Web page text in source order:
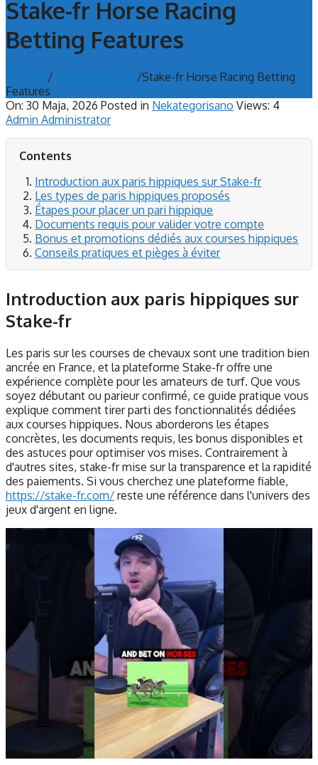
Stake-fr Horse Racing
Betting Features
/ /Stake-fr Horse Racing Betting
Features
On: 30 Maja, 2026 Posted in Nekategorisano Views: 4
Admin Administrator
Contents
Introduction aux paris hippiques sur Stake-fr
Les types de paris hippiques proposés
Étapes pour placer un pari hippique
Documents requis pour valider votre compte
Bonus et promotions dédiés aux courses hippiques
Conseils pratiques et pièges à éviter
Introduction aux paris hippiques sur
Stake-fr
Les paris sur les courses de chevaux sont une tradition bien
ancrée en France, et la plateforme Stake-fr offre une
expérience complète pour les amateurs de turf. Que vous
soyez débutant ou parieur confirmé, ce guide pratique vous
explique comment tirer parti des fonctionnalités dédiées
aux courses hippiques. Nous aborderons les étapes
concrètes, les documents requis, les bonus disponibles et
des astuces pour optimiser vos mises. Contrairement à
d'autres sites, stake-fr mise sur la transparence et la rapidité
des paiements. Si vous cherchez une plateforme fiable,
https://stake-fr.com/ reste une référence dans l'univers des
jeux d'argent en ligne.